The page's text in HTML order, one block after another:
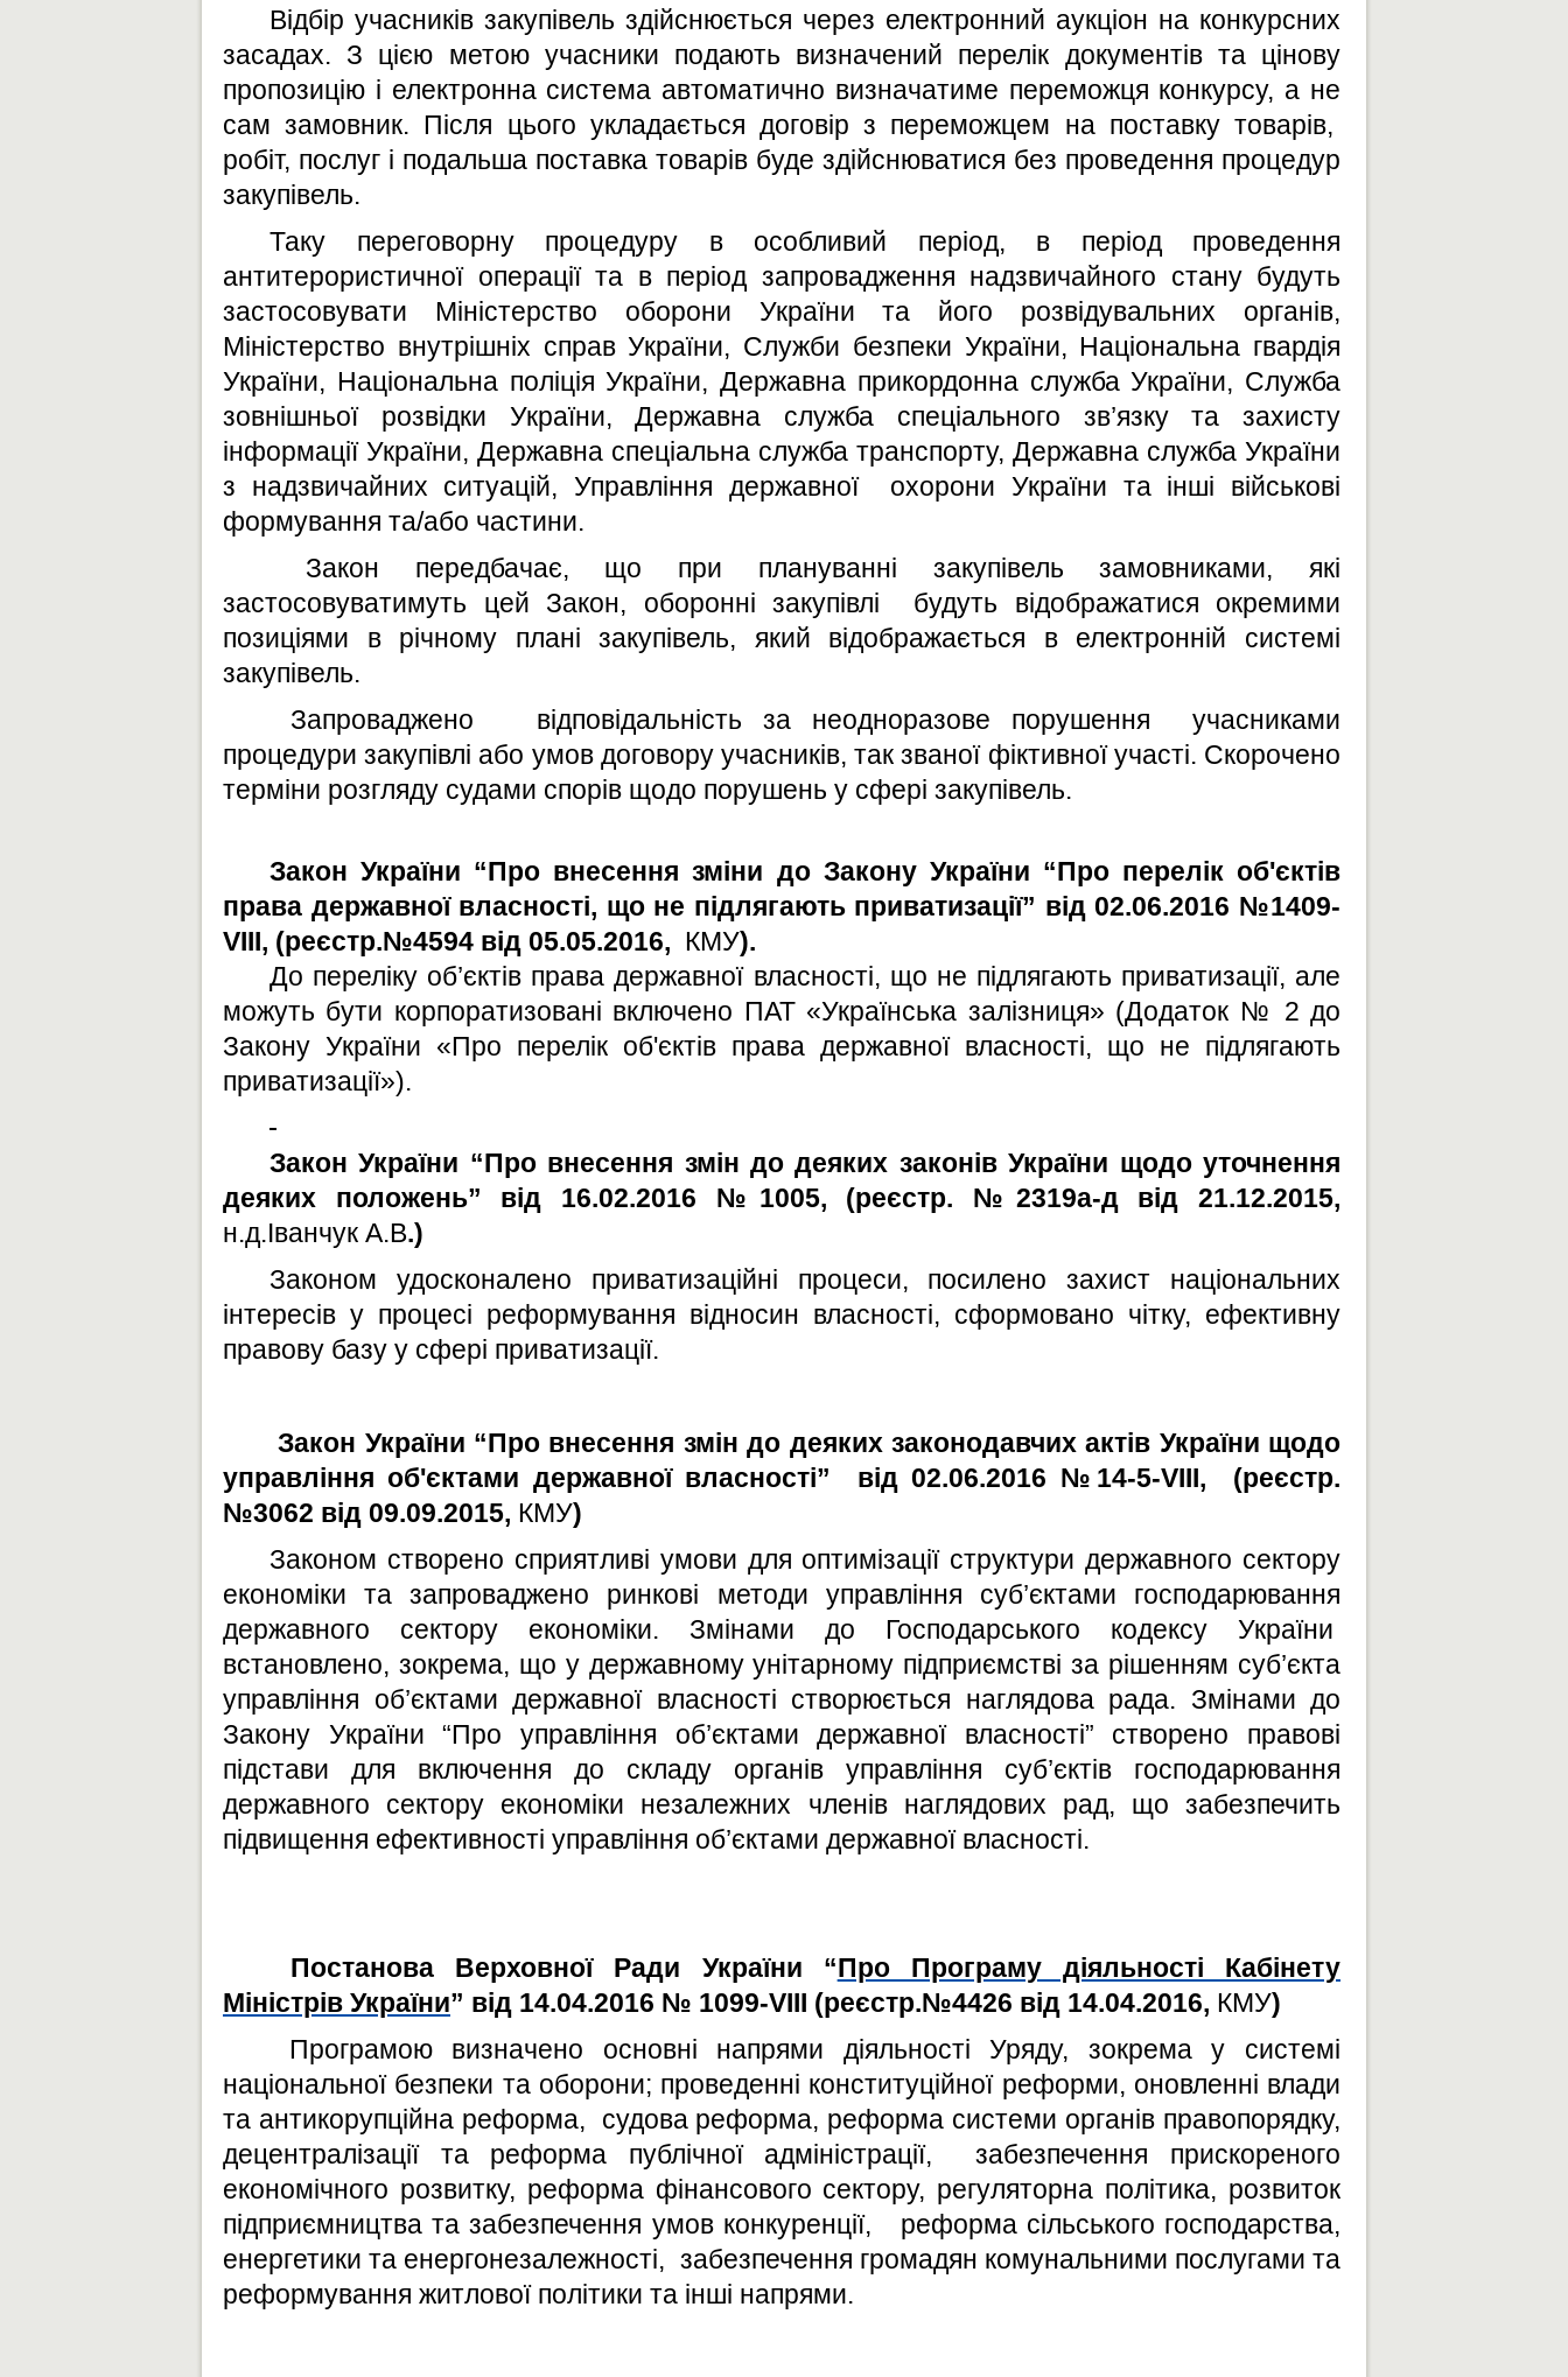
Відбір учасників закупівель здійснюється через електронний аукціон на конкурсних
засадах. З цією метою учасники подають визначений перелік документів та цінову
пропозицію і електронна система автоматично визначатиме переможця конкурсу, а не
сам замовник. Після цього укладається договір з переможцем на поставку товарів,
робіт, послуг і подальша поставка товарів буде здійснюватися без проведення процедур
закупівель.
Таку переговорну процедуру в особливий період, в період проведення
антитерористичної операції та в період запровадження надзвичайного стану будуть
застосовувати Міністерство оборони України та його розвідувальних органів,
Міністерство внутрішніх справ України, Служби безпеки України, Національна гвардія
України, Національна поліція України, Державна прикордонна служба України, Служба
зовнішньої розвідки України, Державна служба спеціального зв’язку та захисту
інформації України, Державна спеціальна служба транспорту, Державна служба України
з надзвичайних ситуацій, Управління державної охорони України та інші військові
формування та/або частини.
Закон передбачає, що при плануванні закупівель замовниками, які
застосовуватимуть цей Закон, оборонні закупівлі
будуть відображатиcя окремими
позиціями в річному плані закупівель, який відображається в електронній системі
закупівель.
Запроваджено відповідальність за неодноразове порушення
учасниками
процедури закупівлі або умов договору учасників, так званої фіктивної участі. Скорочено
терміни розгляду судами спорів щодо порушень у сфері закупівель.
Закон України “Про внесення зміни до Закону України “Про перелік об'єктів
права державної власності, що не підлягають приватизації” від 02.06.2016 №1409-
VIII, (реєстр.№4594 від 05.05.2016, КМУ).
До переліку об’єктів права державної власності, що не підлягають приватизації, але
можуть бути корпоратизовані включено ПАТ «Українська залізниця» (Додаток № 2 до
Закону України «Про перелік об'єктів права державної власності, що не підлягають
приватизації»).
Закон України “Про внесення змін до деяких законів України щодо уточнення
деяких положень” від 16.02.2016 №1005, (реєстр. №2319а-д від 21.12.2015,
н.д.Іванчук А.В.)
Законом удосконалено приватизаційні процеси, посилено захист національних
інтересів у процесі реформування відносин власності, сформовано чітку, ефективну
правову базу у сфері приватизації.
Закон України “Про внесення змін до деяких законодавчих актів України щодо
управління об'єктами державної власності”
від 02.06.2016 №14-5-VIII,
(реєстр.
№3062 від 09.09.2015, КМУ)
Законом створено сприятливі умови для оптимізації структури державного сектору
економіки та запроваджено ринкові методи управління суб’єктами господарювання
державного сектору економіки. Змінами до Господарського кодексу України
встановлено, зокрема, що у державному унітарному підприємстві за рішенням суб’єкта
управління об’єктами державної власності створюється наглядова рада. Змінами до
Закону України “Про управління об’єктами державної власності” створено правові
підстави для включення до складу органів управління суб’єктів господарювання
державного сектору економіки незалежних членів наглядових рад, що забезпечить
підвищення ефективності управління об’єктами державної власності.
Постанова Верховної Ради України “Про Програму діяльності Кабінету
Міністрів України” від 14.04.2016 № 1099-VIII (реєстр.№4426 від 14.04.2016, КМУ)
Програмою визначено основні напрями діяльності Уряду, зокрема у системі
національної безпеки та оборони; проведенні конституційної реформи, оновленні влади
та антикорупційна реформа,
судова реформа, реформа системи органів правопорядку,
децентралізації та реформа публічної адміністрації,
забезпечення прискореного
економічного розвитку, реформа фінансового сектору, регуляторна політика, розвиток
підприємництва та забезпечення умов конкуренції,
реформа сільського господарства,
енергетики та енергонезалежності, забезпечення громадян комунальними послугами та
реформування житлової політики та інші напрями.